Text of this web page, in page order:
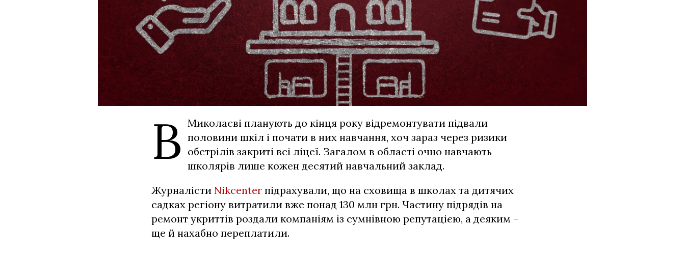
В Миколаєві планують до кінця року відремонтувати підвали
половини шкіл і почати в них навчання, хоч зараз через ризики
обстрілів закриті всі ліцеї. Загалом в області очно навчають
школярів лише кожен десятий навчальний заклад.
Журналісти Nikcenter підрахували, що на сховища в школах та дитячих
садках регіону витратили вже понад 130 млн грн. Частину підрядів на
ремонт укриттів роздали компаніям із сумнівною репутацією, а деяким –
ще й нахабно переплатили.